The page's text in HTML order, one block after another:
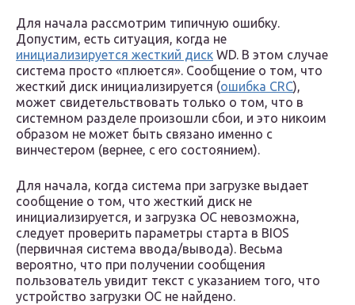
Для начала рассмотрим типичную ошибку.
Допустим, есть ситуация, когда не
инициализируется жесткий диск WD. В этом случае
система просто «плюется». Сообщение о том, что
жесткий диск инициализируется (ошибка CRC),
может свидетельствовать только о том, что в
системном разделе произошли сбои, и это никоим
образом не может быть связано именно с
винчестером (вернее, с его состоянием).
Для начала, когда система при загрузке выдает
сообщение о том, что жесткий диск не
инициализируется, и загрузка ОС невозможна,
следует проверить параметры старта в BIOS
(первичная система ввода/вывода). Весьма
вероятно, что при получении сообщения
пользователь увидит текст с указанием того, что
устройство загрузки ОС не найдено.